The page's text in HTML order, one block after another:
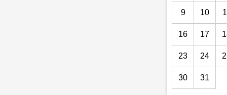
9 10
16 17
23 24
30 31